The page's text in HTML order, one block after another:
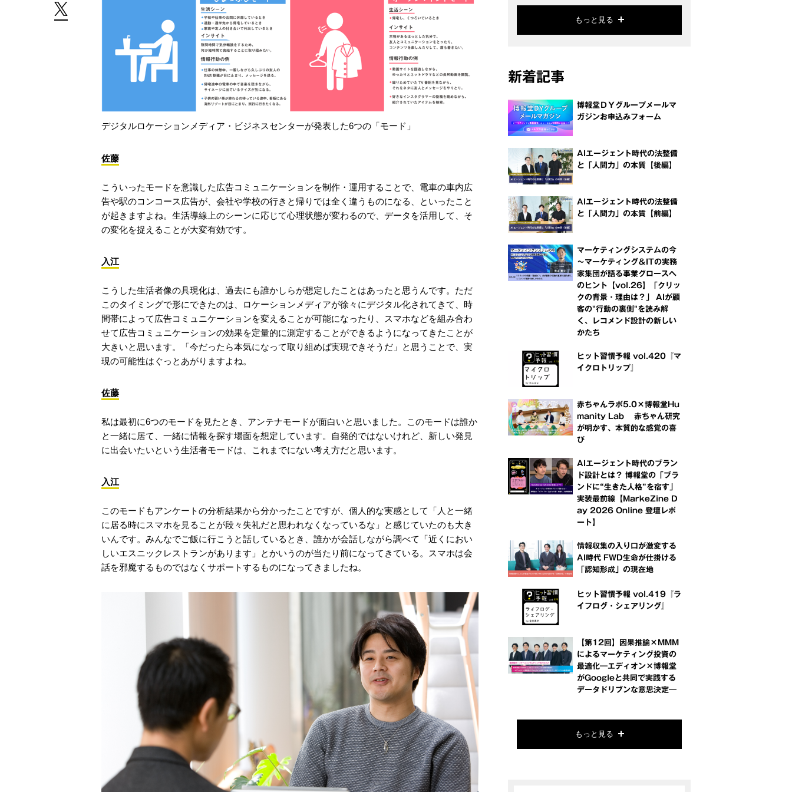
デジタルロケーションメディア・ビジネスセンターが発表した6つの「モード」
佐藤
こういったモードを意識した広告コミュニケーションを制作・運用することで、電車の車内広
告や駅のコンコース広告が、会社や学校の行きと帰りでは全く違うものになる、といったこと
が起きますよね。生活導線上のシーンに応じて心理状態が変わるので、データを活用して、そ
の変化を捉えることが大変有効です。
入江
こうした生活者像の具現化は、過去にも誰かしらが想定したことはあったと思うんです。ただ
このタイミングで形にできたのは、ロケーションメディアが徐々にデジタル化されてきて、時
間帯によって広告コミュニケーションを変えることが可能になったり、スマホなどを組み合わ
せて広告コミュニケーションの効果を定量的に測定することができるようになってきたことが
大きいと思います。「今だったら本気になって取り組めば実現できそうだ」と思うことで、実
現の可能性はぐっとあがりますよね。
佐藤
私は最初に6つのモードを見たとき、アンテナモードが面白いと思いました。このモードは誰か
と一緒に居て、一緒に情報を探す場面を想定しています。自発的ではないけれど、新しい発見
に出会いたいという生活者モードは、これまでにない考え方だと思います。
入江
このモードもアンケートの分析結果から分かったことですが、個人的な実感として「人と一緒
に居る時にスマホを見ることが段々失礼だと思われなくなっているな」と感じていたのも大き
いんです。みんなでご飯に行こうと話しているとき、誰かが会話しながら調べて「近くにおい
しいエスニックレストランがあります」とかいうのが当たり前になってきている。スマホは会
話を邪魔するものではなくサポートするものになってきましたね。
もっと見る
新着記事
博報堂ＤＹグループメールマ
ガジンお申込みフォーム
AIエージェント時代の法整備
と「人間力」の本質【後編】
AIエージェント時代の法整備
と「人間力」の本質【前編】
マーケティングシステムの今
～マーケティング＆ITの実務
家集団が語る事業グロースへ
のヒント【vol.26】「クリッ
クの背景・理由は？」 AIが顧
客の"行動の裏側"を読み解
く、レコメンド設計の新しい
かたち
ヒット習慣予報 vol.420『マ
イクロトリップ』
赤ちゃんラボ5.0×博報堂Hu
manity Lab 赤ちゃん研究
が明かす、本質的な感覚の喜
び
AIエージェント時代のブラン
ド設計とは？ 博報堂の「ブラ
ンドに“生きた人格”を宿す」
実装最前線【MarkeZine D
ay 2026 Online 登壇レポ
ート】
情報収集の入り口が激変する
AI時代 FWD生命が仕掛ける
「認知形成」の現在地
ヒット習慣予報 vol.419『ラ
イフログ・シェアリング』
【第12回】因果推論×MMM
によるマーケティング投資の
最適化―エディオン×博報堂
がGoogleと共同で実践する
データドリブンな意思決定―
もっと見る